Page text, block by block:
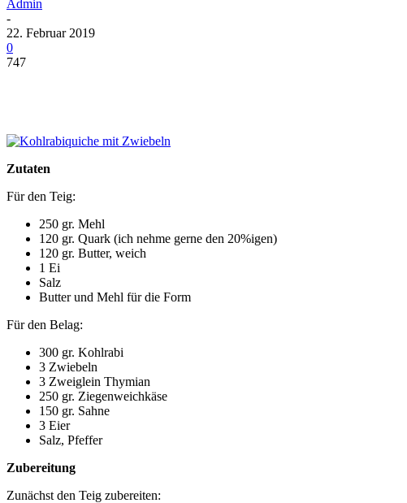
Admin
-
22. Februar 2019
0
747
Zutaten
Für den Teig:
250 gr. Mehl
120 gr. Quark (ich nehme gerne den 20%igen)
120 gr. Butter, weich
1 Ei
Salz
Butter und Mehl für die Form
Für den Belag:
300 gr. Kohlrabi
3 Zwiebeln
3 Zweiglein Thymian
250 gr. Ziegenweichkäse
150 gr. Sahne
3 Eier
Salz, Pfeffer
Zubereitung
Zunächst den Teig zubereiten: